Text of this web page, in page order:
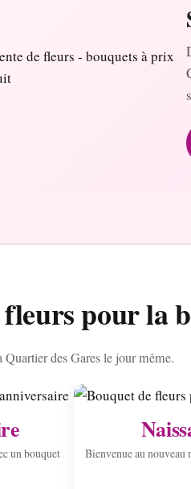
pour la
des Gares le jour même.
un bouquet
Bienvenue au